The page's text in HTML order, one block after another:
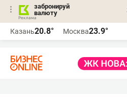
забронируй
валюту
Казань20.8° Москва23.9°